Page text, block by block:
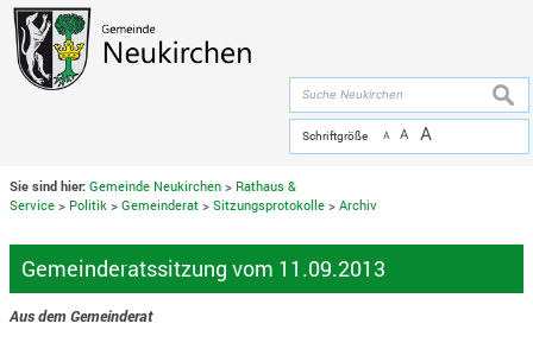
Zum Inhalt,zur Navigation
Schriftgröße A A A
Sie sind hier: Gemeinde Neukirchen > Rathaus &
Service > Politik >Gemeinderat >Sitzungsprotokolle >Archiv
Gemeinderatssitzung vom 11.09.2013
Aus dem Gemeinderat